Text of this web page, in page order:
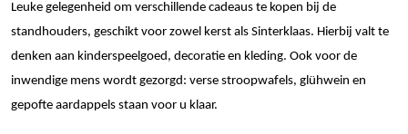
Leuke gelegenheid om verschillende cadeaus te kopen bij de
standhouders, geschikt voor zowel kerst als Sinterklaas. Hierbij valt te
denken aan kinderspeelgoed, decoratie en kleding. Ook voor de
inwendige mens wordt gezorgd: verse stroopwafels, glühwein en
gepofte aardappels staan voor u klaar.